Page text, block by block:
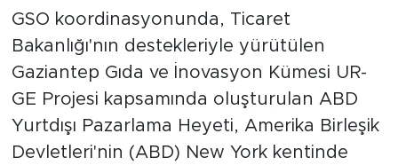
GSO koordinasyonunda, Ticaret
Bakanlığı'nın destekleriyle yürütülen
Gaziantep Gıda ve İnovasyon Kümesi UR-
GE Projesi kapsamında oluşturulan ABD
Yurtdışı Pazarlama Heyeti, Amerika Birleşik
Devletleri'nin (ABD) New York kentinde